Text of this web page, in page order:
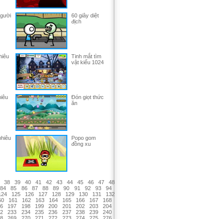
60 giây diệt
địch
Tinh mắt tìm
vật kiểu 1024
Đón giọt thức
ăn
Popo gom
đồng xu
38 39 40 41 42 43 44 45 46 47
48
84 85 86 87 88 89 90 91 92 93
94
125 126 127 128 129 130 131
132
161 162 163 164 165 166 167
168
197 198 199 200 201 202 203
204
233 234 235 236 237 238 239
240